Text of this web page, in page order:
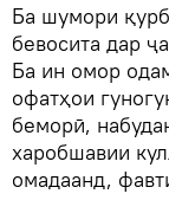
Ба шумори
бевосита дар
Ба ин омор
офатҳои
беморӣ,
харобшавии
омадаанд,